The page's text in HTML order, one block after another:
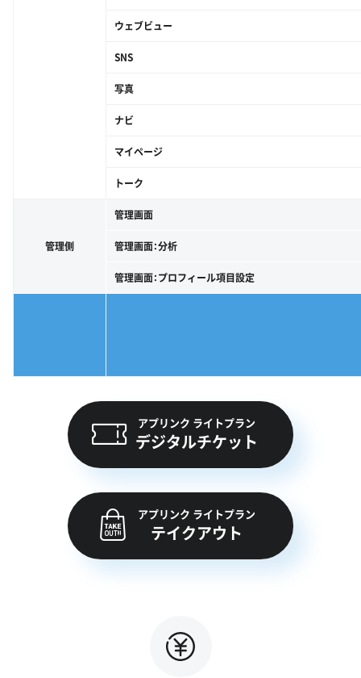
ウェブビュー
SNS
写真
ナビ
マイページ
トーク
管理側
管理画面
管理画面：分析
管理画面：プロフィール項目設定
アプリンク ライトプラン
デジタルチケット
アプリンク ライトプラン
テイクアウト